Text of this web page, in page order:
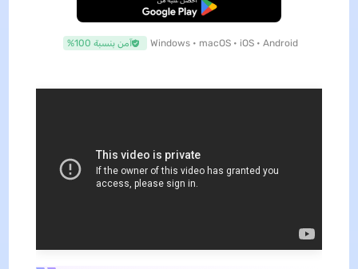
تنزيل مجاني
Windows • macOS • iOS • Android آمن بنسبة 100%